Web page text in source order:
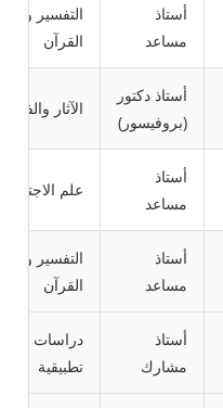
أستاذ
مساعد
التفسير
القرآن
أستاذ دكتور
(بروفيسور)
الآثار
أستاذ
مساعد
علم الاجتماع
أستاذ
مساعد
التفسير
القرآن
أستاذ
مشارك
دراسات
تطبيقية